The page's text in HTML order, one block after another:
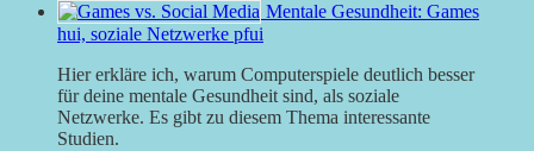
Mentale Gesundheit: Games
hui, soziale Netzwerke pfui
Hier erkläre ich, warum Computerspiele deutlich besser
für deine mentale Gesundheit sind, als soziale
Netzwerke. Es gibt zu diesem Thema interessante
Studien.